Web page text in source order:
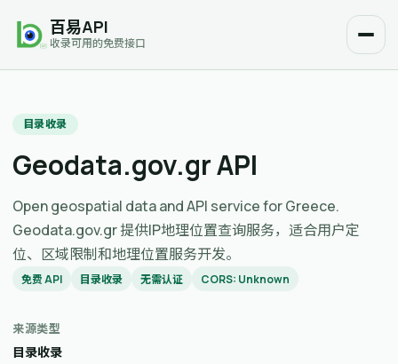
百易API
收录可用的免费接口
目录收录
Geodata.gov.gr API
Open geospatial data and API service for Greece.
Geodata.gov.gr 提供IP地理位置查询服务，适合用户定
位、区域限制和地理位置服务开发。
免费 API 目录收录 无需认证 CORS: Unknown
来源类型
目录收录